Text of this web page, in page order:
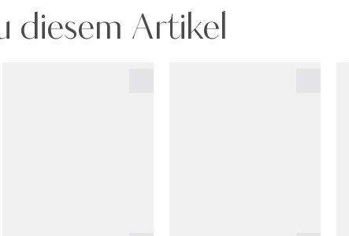
diesem Artikel